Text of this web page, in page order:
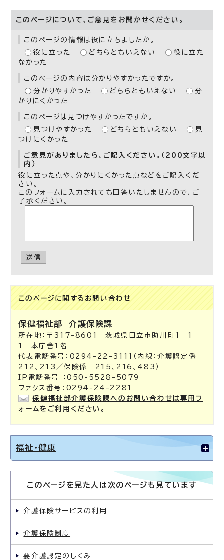
このページについて、ご意見をお聞かせください。
このページの情報は役に立ちましたか。
役に立った
どちらともいえない
役に立た
なかった
このページの内容は分かりやすかったですか。
分かりやすかった
どちらともいえない
分
かりにくかった
このページは見つけやすかったですか。
見つけやすかった
どちらともいえない
見
つけにくかった
ご意見がありましたら、ご記入ください。（200文字以
内）
役に立った点や、分かりにくかった点などをご記入くだ
さい。
このフォームに入力されても回答いたしませんので、ご
了承ください。
送信
このページに関する お問い合わせ
保健福祉部介護保険課
所在地：〒317-8601 茨城県日立市助川町1－1－
1 本庁舎1階
代表電話番号：0294-22-3111（内線：介護認定係
212、213／保険係 215、216、483）
IP電話番号 ：050-5528-5079
ファクス番号：0294-24-2281
保健福祉部介護保険課へのお問い合わせは専用フ
ォームをご利用ください。
福祉・健康
このページを見た人は次のページも見ています
介護保険サービスの利用
介護保険制度
要介護認定のしくみ